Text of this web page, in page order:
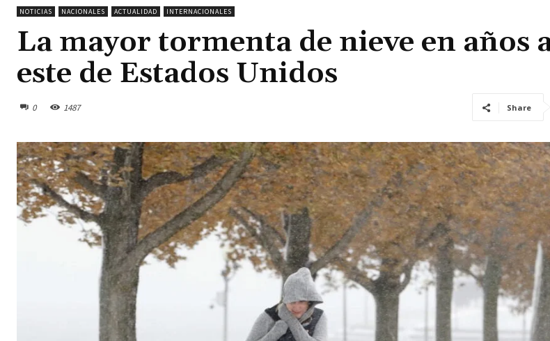
NOTICIAS NACIONALES ACTUALIDAD INTERNACIONALES
La mayor tormenta de nieve en años
este de Estados Unidos
0 1487 Share